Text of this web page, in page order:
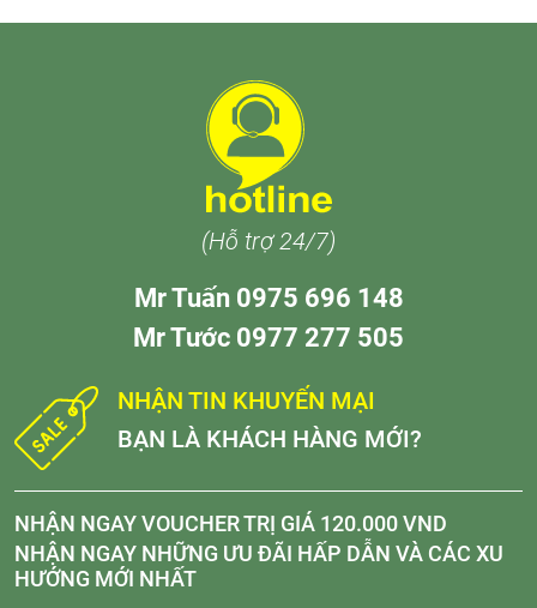
(Hỗ trợ 24/7)
Mr Tuấn 0975 696 148
Mr Tước 0977 277 505
NHẬN TIN KHUYẾN MẠI
BẠN LÀ KHÁCH HÀNG MỚI?
NHẬN NGAY VOUCHER TRỊ GIÁ 120.000 VND
NHẬN NGAY NHỮNG ƯU ĐÃI HẤP DẪN VÀ CÁC XU
HƯỚNG MỚI NHẤT